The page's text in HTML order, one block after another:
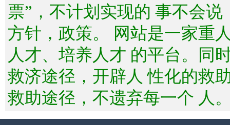
票”，不计划实现的 事不会
方针，政策。 网站是一家重
人才、培养人才 的平台。同
救济途径，开辟人 性化的救
救助途径，不遗弃每一个 人